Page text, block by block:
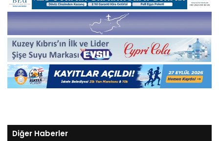
Diğer Haberler